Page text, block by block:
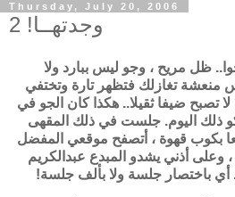
Thursday, July 20, 2006
وجدتهــا! 2
ظل مريح ، وجو ليس ببارد ولا
تغازلك فتظهر تارة وتختفي
تصبح ضيفا ثقيلا.. هكذا كان الجو في
ذلك اليوم. جلست في ذلك المقهى
بكوب قهوة ، أتصفح موقعي المفضل
وعلى أذني يشدو المبدع عبدالكريم
أي باختصار جلسة ولا بألف جلسة!